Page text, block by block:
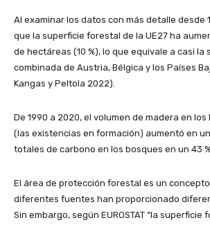
Al examinar los datos con más detalle desde
que la superficie forestal de la UE27 ha
de hectáreas (10 %), lo que equivale a casi la
combinada de Austria, Bélgica y los Países
Kangas y Peltola 2022).
De 1990 a 2020, el volumen de madera en los
(las existencias en formación) aumentó en
totales de carbono en los bosques en un 43
El área de protección forestal es un
diferentes fuentes han proporcionado
Sin embargo, según EUROSTAT “la